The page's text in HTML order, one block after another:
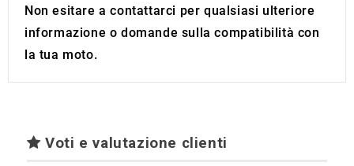
Non esitare a contattarci per qualsiasi ulteriore
informazione o domande sulla compatibilità con
la tua moto.
Voti e valutazione clienti